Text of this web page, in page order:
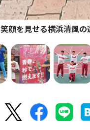
笑顔を見せる横浜清風の